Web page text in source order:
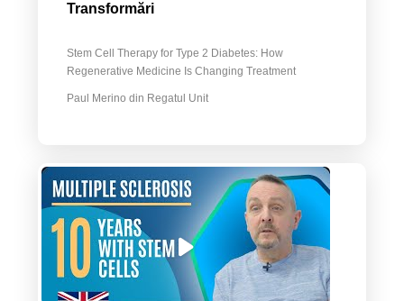
Transformări
Stem Cell Therapy for Type 2 Diabetes: How
Regenerative Medicine Is Changing Treatment
Paul Merino din Regatul Unit